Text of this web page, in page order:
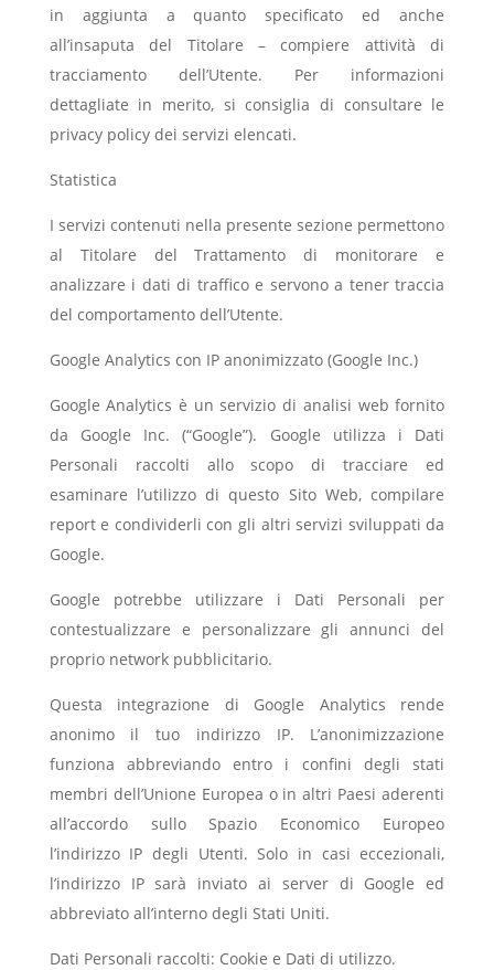
in aggiunta a quanto specificato ed anche
all’insaputa del Titolare – compiere attività di
tracciamento dell’Utente. Per informazioni
dettagliate in merito, si consiglia di consultare le
privacy policy dei servizi elencati.
Statistica
I servizi contenuti nella presente sezione permettono
al Titolare del Trattamento di monitorare e
analizzare i dati di traffico e servono a tener traccia
del comportamento dell’Utente.
Google Analytics con IP anonimizzato (Google Inc.)
Google Analytics è un servizio di analisi web fornito
da Google Inc. (“Google”). Google utilizza i Dati
Personali raccolti allo scopo di tracciare ed
esaminare l’utilizzo di questo Sito Web, compilare
report e condividerli con gli altri servizi sviluppati da
Google.
Google potrebbe utilizzare i Dati Personali per
contestualizzare e personalizzare gli annunci del
proprio network pubblicitario.
Questa integrazione di Google Analytics rende
anonimo il tuo indirizzo IP. L’anonimizzazione
funziona abbreviando entro i confini degli stati
membri dell’Unione Europea o in altri Paesi aderenti
all’accordo sullo Spazio Economico Europeo
l’indirizzo IP degli Utenti. Solo in casi eccezionali,
l’indirizzo IP sarà inviato ai server di Google ed
abbreviato all’interno degli Stati Uniti.
Dati Personali raccolti: Cookie e Dati di utilizzo.